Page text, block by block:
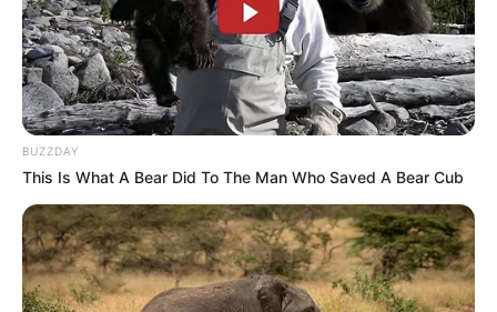
BUZZDAY
This Is What A Bear Did To The Man Who Saved A Bear Cub